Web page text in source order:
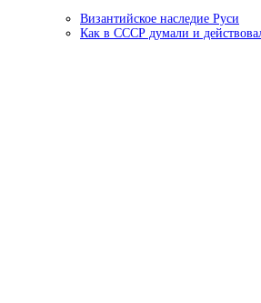
Византийское наследие Руси
Как в СССР думали и